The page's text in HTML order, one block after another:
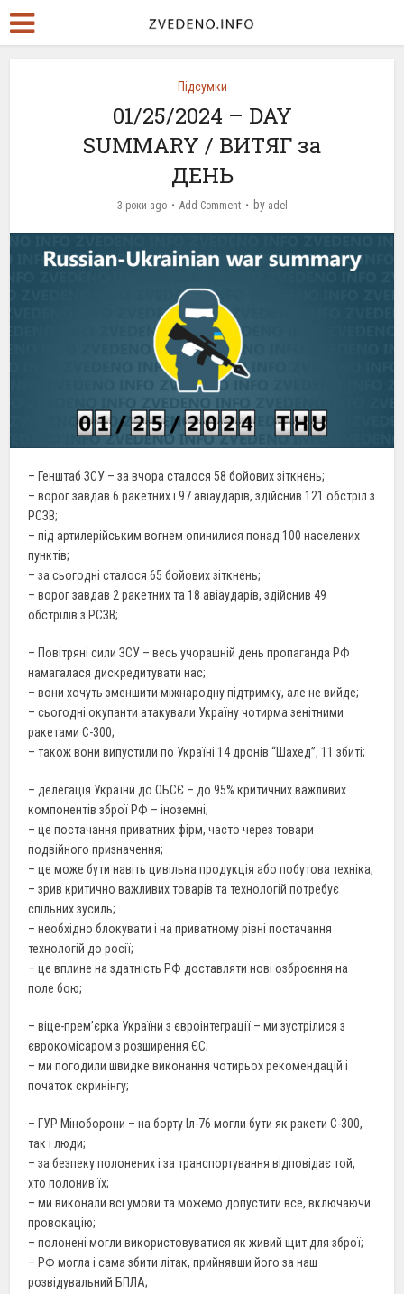
Підсумки
01/25/2024 – DAY
SUMMARY / ВИТЯГ за
ДЕНЬ
3 роки ago Add Comment by adel
– Генштаб ЗСУ – за вчора сталося 58 бойових зіткнень;
– ворог завдав 6 ракетних і 97 авіаударів, здійснив 121 обстріл з
РСЗВ;
– під артилерійським вогнем опинилися понад 100 населених
пунктів;
– за сьогодні сталося 65 бойових зіткнень;
– ворог завдав 2 ракетних та 18 авіаударів, здійснив 49
обстрілів з РСЗВ;
– Повітряні сили ЗСУ – весь учорашній день пропаганда РФ
намагалася дискредитувати нас;
– вони хочуть зменшити міжнародну підтримку, але не вийде;
– сьогодні окупанти атакували Україну чотирма зенітними
ракетами С-300;
– також вони випустили по Українi 14 дронів “Шахед”, 11 збиті;
– делегація України до ОБСЄ – до 95% критичних важливих
компонентів зброї РФ – іноземні;
– це постачання приватних фірм, часто через товари
подвійного призначення;
– це може бути навіть цивільна продукція або побутова техніка;
– зрив критично важливих товарів та технологій потребує
спільних зусиль;
– необхідно блокувати і на приватному рівні постачання
технологій до росії;
– це вплине на здатність РФ доставляти нові озброєння на
поле бою;
– віце-прем’єрка України з євроінтеграції – ми зустрілися з
єврокомісаром з розширення ЄС;
– ми погодили швидке виконання чотирьох рекомендацій і
початок скринінгу;
– ГУР Міноборони – на борту Іл-76 могли бути як ракети С-300,
так і люди;
– за безпеку полонених і за транспортування відповідає той,
хто полонив їх;
– ми виконали всі умови та можемо допустити все, включаючи
провокацію;
– полонені могли використовуватися як живий щит для зброї;
– РФ могла і сама збити літак, прийнявши його за наш
розвідувальний БПЛА;